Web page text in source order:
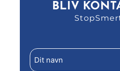
BLIV
Dit
navn